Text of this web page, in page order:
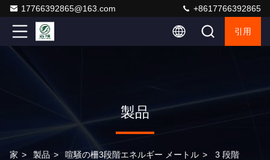
17766392865@163.com +8617766392865
引用
製品
家 > 製品 > 喧騒の柵3段階エネルギー メートル > 3 段階